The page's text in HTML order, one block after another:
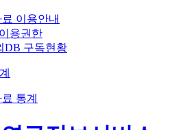
이용안내
용권한
DB 구독현황
통계